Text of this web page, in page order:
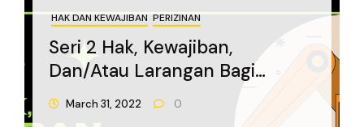
HAK DAN KEWAJIBAN PERIZINAN
Seri 2 Hak, Kewajiban,
Dan/atau Larangan Bagi
Pemegang IUP/IUPK Dalam
March 31, 2022 0